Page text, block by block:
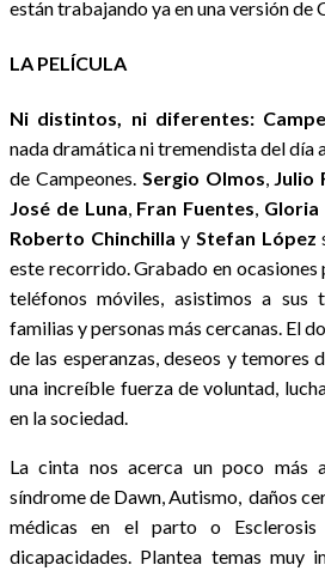
están trabajando ya en una versión de
LA PELÍCULA
Ni distintos, ni diferentes:
nada dramática ni tremendista del día
de Campeones. Sergio Olmos, Julio
José de Luna, Fran Fuentes, Gloria
Roberto Chinchilla y Stefan López
este recorrido. Grabado en ocasiones
teléfonos móviles, asistimos a sus
familias y personas más cercanas. El
de las esperanzas, deseos y temores
una increíble fuerza de voluntad,
en la sociedad.
La cinta nos acerca un poco más
síndrome de Dawn, Autismo, daños
médicas en el parto o Esclerosis
dicapacidades. Plantea temas muy